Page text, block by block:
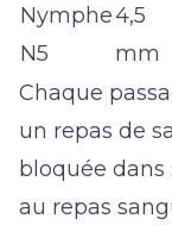
Nymphe
N5
4,5
mm
Chaque
un repas de
bloquée dans
au repas